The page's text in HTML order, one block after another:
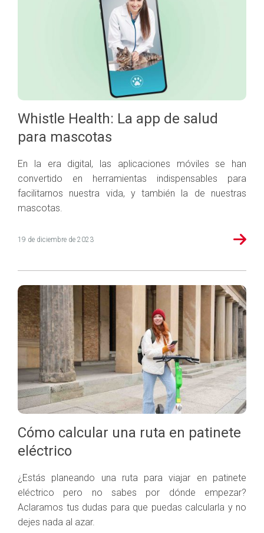
Whistle Health: La app de salud
para mascotas
En la era digital, las aplicaciones móviles se han
convertido en herramientas indispensables para
facilitarnos nuestra vida, y también la de nuestras
mascotas.
19 de diciembre de 2023
Cómo calcular una ruta en patinete
eléctrico
¿Estás planeando una ruta para viajar en patinete
eléctrico pero no sabes por dónde empezar?
Aclaramos tus dudas para que puedas calcularla y no
dejes nada al azar.